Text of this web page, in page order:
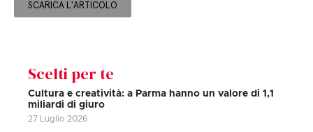
SCARICA L'ARTICOLO
Scelti per te
Cultura e creatività: a Parma hanno un valore di 1,1
miliardi di giuro
27 Luglio 2026